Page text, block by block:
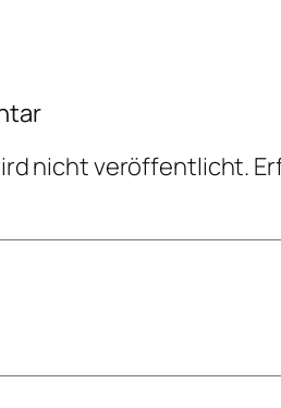
nicht veröffentlicht.